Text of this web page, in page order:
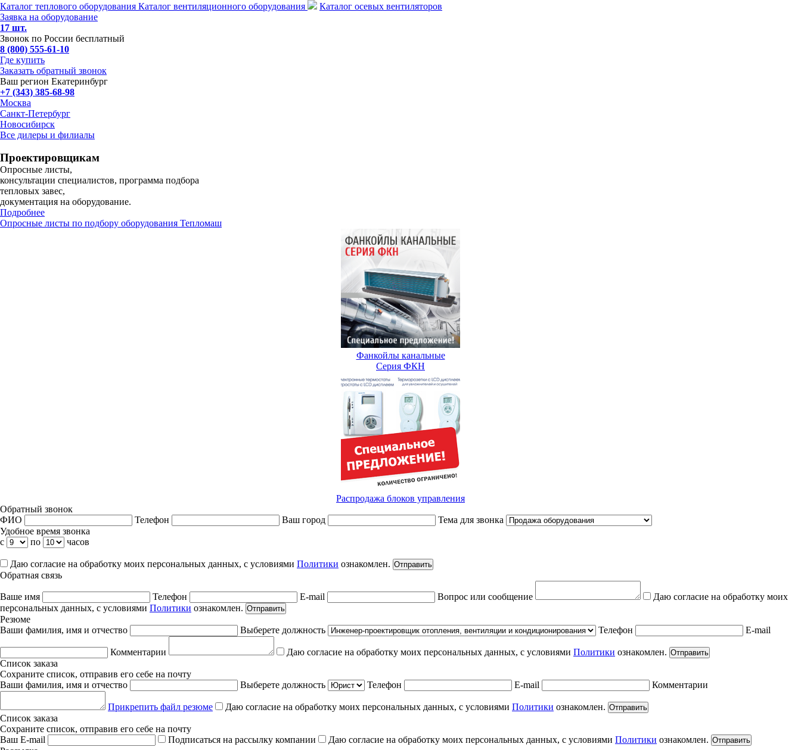
Каталог теплового оборудования Каталог вентиляционного оборудования
Каталог осевых вентиляторов
Заявка на оборудование
17 шт.
Звонок по России бесплатный
8 (800) 555-61-10
Где купить
Заказать обратный звонок
Ваш регион Екатеринбург
+7 (343) 385-68-98
Москва
Санкт-Петербург
Новосибирск
Все дилеры и филиалы
Проектировщикам
Опросные листы,
консультации специалистов, программа подбора
тепловых завес,
документация на оборудование.
Подробнее
Опросные листы по подбору оборудования Тепломаш
Фанкойлы канальные
Серия ФКН
Распродажа блоков управления
Обратный звонок
ФИО
Телефон Ваш город
Тема для звонка
Удобное время звонка
с
по часов
Даю согласие на обработку моих персональных данных, с условиями Политики ознакомлен. Отправить
Обратная связь
Ваше имя Телефон E-mail Вопрос или сообщение
Даю согласие на обработку моих
персональных данных, с условиями Политики ознакомлен. Отправить
Резюме
Ваши фамилия, имя и отчество
Выберете должность Телефон E-mail
Комментарии Даю согласие на обработку моих персональных данных, с условиями Политики ознакомлен. Отправить
Список заказа
Сохраните список, отправив его себе на почту
Ваши фамилия, имя и отчество
Выберете должность Телефон E-mail Комментарии
Прикрепить файл резюме Даю согласие на обработку моих персональных данных, с условиями Политики ознакомлен. Отправить
Список заказа
Сохраните список, отправив его себе на почту
Ваш E-mail
Подписаться на рассылку компании Даю согласие на обработку моих персональных данных, с условиями Политики ознакомлен. Отправить